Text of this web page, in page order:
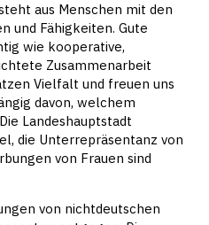
aus Menschen mit den
und Fähigkeiten. Gute
wie kooperative,
Zusammenarbeit
Vielfalt und freuen uns
davon, welchem
Landeshauptstadt
die Unterrepräsentanz von
von Frauen sind
von nichtdeutschen